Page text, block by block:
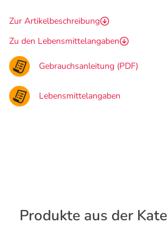
Zur Artikelbeschreibung
Zu den Lebensmittelangaben
Gebrauchsanleitung (PDF)
Lebensmittelangaben
Produkte aus der